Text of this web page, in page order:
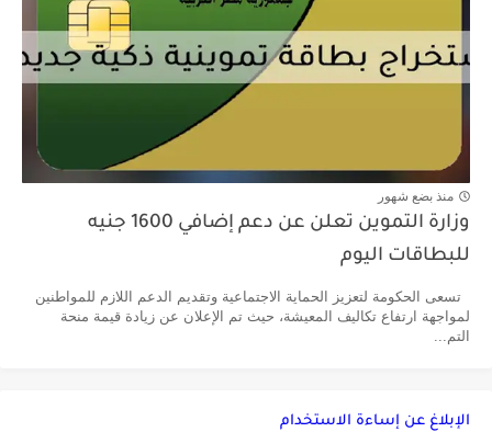
منذ بضع شهور
وزارة التموين تعلن عن دعم إضافي 1600 جنيه
للبطاقات اليوم
تسعى الحكومة لتعزيز الحماية الاجتماعية وتقديم الدعم اللازم للمواطنين
لمواجهة ارتفاع تكاليف المعيشة، حيث تم الإعلان عن زيادة قيمة منحة
التم...
الإبلاغ عن إساءة الاستخدام